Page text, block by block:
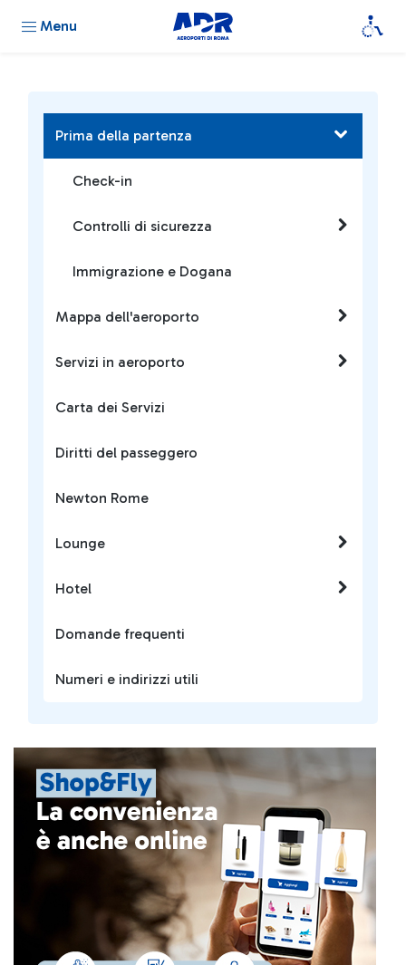
Menu
Prima della partenza
Check-in
Controlli di sicurezza
Immigrazione e Dogana
Mappa dell'aeroporto
Servizi in aeroporto
Carta dei Servizi
Diritti del passeggero
Newton Rome
Lounge
Hotel
Domande frequenti
Numeri e indirizzi utili